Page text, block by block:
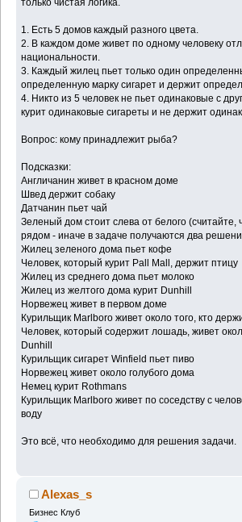
только чистая логика.
1. Есть 5 домов каждый разного цвета.
2. В каждом доме живет по одному человеку
национальности.
3. Каждый жилец пьет только один
определенную марку сигарет и держит
4. Никто из 5 человек не пьет одинаковые с
курит одинаковые сигареты и не держит
Вопрос: кому принадлежит рыба?
Подсказки:
Англичанин живет в красном доме
Швед держит собаку
Датчанин пьет чай
Зеленый дом стоит слева от белого (считайте,
рядом - иначе в задаче получаются два
Жилец зеленого дома пьет кофе
Человек, который курит Pall Mall, держит птицу
Жилец из среднего дома пьет молоко
Жилец из желтого дома курит Dunhill
Норвежец живет в первом доме
Курильщик Marlboro живет около того, кто
Человек, который содержит лошадь, живет
Dunhill
Курильщик сигарет Winfield пьет пиво
Норвежец живет около голубого дома
Немец курит Rothmans
Курильщик Marlboro живет по соседству с
воду
Это всё, что необходимо для решения задачи.
Alexas_s
Бизнес Клуб